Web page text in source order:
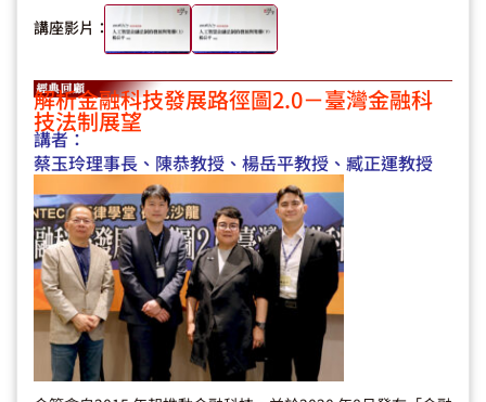
講座影片：
解析金融科技發展路徑圖2.0－臺灣金融科
技法制展望
講者：
蔡玉玲理事長、陳恭教授、楊岳平教授、臧正運教授